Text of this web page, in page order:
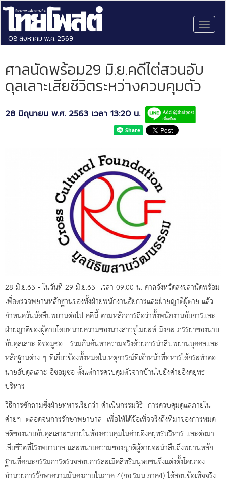
08 สิงหาคม พ.ศ. 2569
ศาลนัดพร้อม29 มิ.ย.คดีไต่สวนอับ
ดุลเลาะเสียชีวิตระหว่างควบคุมตัว
28 มิถุนายน พ.ศ. 2563 เวลา 13:20 น.
28 มิ.ย.63 - ในวันที่ 29 มิ.ย.63 เวลา 09.00 น. ศาลจังหวัดสงขลานัดพร้อม
เพื่อตรวจพยานหลักฐานของทั้งฝ่ายพนักงานอัยการและฝ่ายญาติผู้ตาย แล้ว
กำหนดวันนัดสืบพยานต่อไป คดีนี้ ตามหลักการถือว่าทั้งพนักงานอัยการและ
ฝ่ายญาติของผู้ตายโดยทนายความของนางสาวซูไมยะห์ มิงกะ ภรรยาของนาย
อับดุลเลาะ อีซอมูซอ ร่วมกันค้นหาความจริงด้วยการนำสืบพยานบุคคลและ
หลักฐานต่าง ๆ ที่เกี่ยวข้องทั้งหมดในเหตุการณ์ที่เจ้าหน้าที่ทหารได้กระทำต่อ
นายอับดุลเลาะ อีซอมูซอ ตั้งแต่การควบคุมตัวจากบ้านไปยังค่ายอิงคยุทธ
บริหาร
วิธีการซักถามซึ่งฝ่ายทหารเรียกว่า ดำเนินกรรมวิธี การควบคุมดูแลภายใน
ค่ายฯ ตลอดจนการรักษาพยาบาล เพื่อให้ได้ข้อเท็จจริงถึงที่มาของการหมด
สติของนายอับดุลเลาะฯภายในห้องควบคุมในค่ายอิงคยุทธบริหาร และต่อมา
เสียชีวิตที่โรงพยาบาล และทนายความของญาติผู้ตายจะนำสืบถึงพยานหลัก
ฐานที่คณะกรรมการตรวจสอบการละเมิดสิทธิมนุษยชนซึ่งแต่งตั้งโดยกอง
อำนวยการรักษาความมั่นคงภายในภาค 4(กอ.รมน.ภาค4) ได้สอบข้อเท็จจริง